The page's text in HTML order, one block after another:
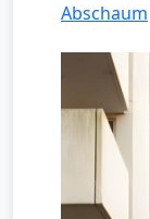
Abschaum